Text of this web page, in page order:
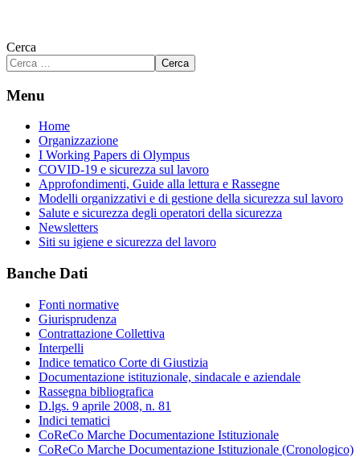
Cerca
Cerca
Menu
Home
Organizzazione
I Working Papers di Olympus
COVID-19 e sicurezza sul lavoro
Approfondimenti, Guide alla lettura e Rassegne
Modelli organizzativi e di gestione della sicurezza sul lavoro
Salute e sicurezza degli operatori della sicurezza
Newsletters
Siti su igiene e sicurezza del lavoro
Banche Dati
Fonti normative
Giurisprudenza
Contrattazione Collettiva
Interpelli
Indice tematico Corte di Giustizia
Documentazione istituzionale, sindacale e aziendale
Rassegna bibliografica
D.lgs. 9 aprile 2008, n. 81
Indici tematici
CoReCo Marche Documentazione Istituzionale
CoReCo Marche Documentazione Istituzionale (Cronologico)